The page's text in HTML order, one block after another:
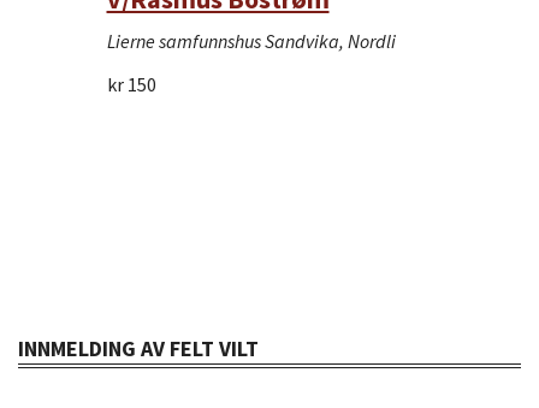
Lierne samfunnshusSandvika, Nordli
kr 150
INNMELDING AV FELT VILT